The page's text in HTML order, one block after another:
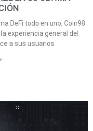
DeFi todo en uno, Coin98
experiencia general del
a sus usuarios